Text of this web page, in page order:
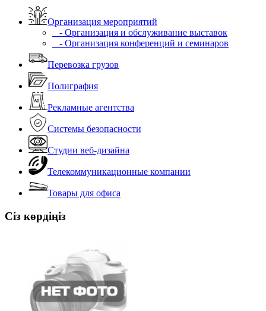
Организация мероприятий
- Организация и обслуживание выставок
- Организация конференций и семинаров
Перевозка грузов
Полиграфия
Рекламные агентства
Системы безопасности
Студии веб-дизайна
Телекоммуникационные компании
Товары для офиса
Сіз көрдіңіз